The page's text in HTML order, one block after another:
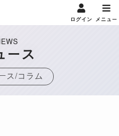
ログイン メニュー
ース
ス/コラム